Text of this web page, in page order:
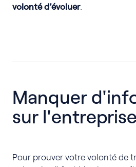
volonté d’évoluer.
Manquer
sur l'entreprise
Pour prouver votre volonté de